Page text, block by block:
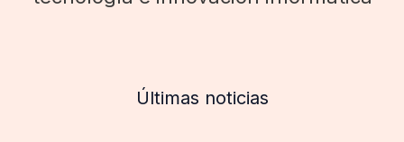
Últimas noticias